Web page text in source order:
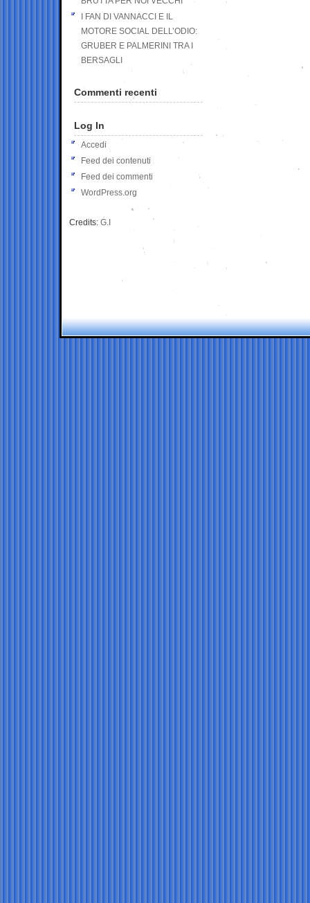
I FAN DI VANNACCI E IL
MOTORE SOCIAL DELL’ODIO:
GRUBER E PALMERINI TRA I
BERSAGLI
Commenti recenti
Log In
Accedi
Feed dei contenuti
Feed dei commenti
WordPress.org
Credits: G.I